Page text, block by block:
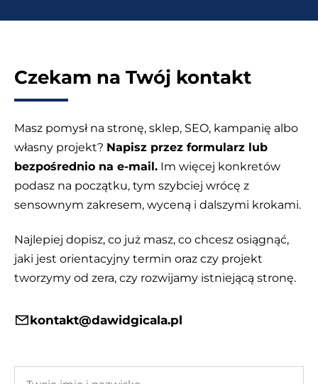
Czekam na Twój kontakt
Masz pomysł na stronę, sklep, SEO, kampanię albo
własny projekt? Napisz przez formularz lub
bezpośrednio na e-mail. Im więcej konkretów
podasz na początku, tym szybciej wrócę z
sensownym zakresem, wyceną i dalszymi krokami.
Najlepiej dopisz, co już masz, co chcesz osiągnąć,
jaki jest orientacyjny termin oraz czy projekt
tworzymy od zera, czy rozwijamy istniejącą stronę.
kontakt@dawidgicala.pl